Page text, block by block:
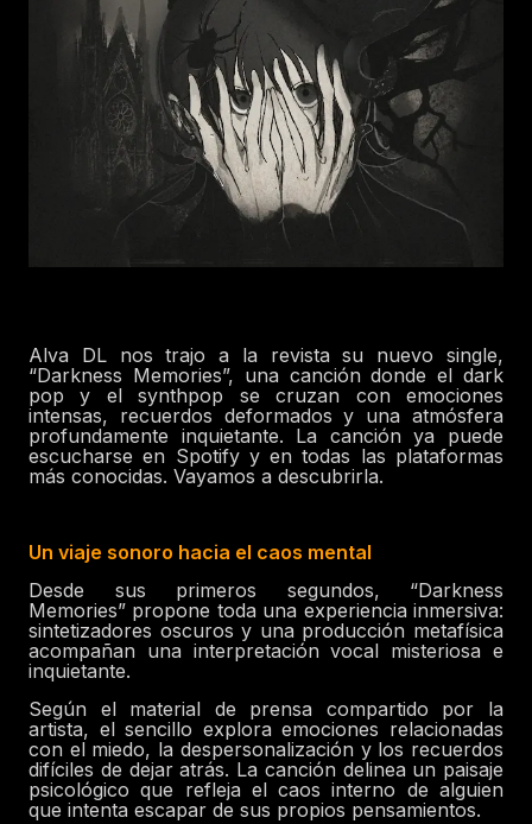
Alva DL nos trajo a la revista su nuevo single,
“Darkness Memories”, una canción donde el dark
pop y el synthpop se cruzan con emociones
intensas, recuerdos deformados y una atmósfera
profundamente inquietante. La canción ya puede
escucharse en Spotify y en todas las plataformas
más conocidas. Vayamos a descubrirla.
Un viaje sonoro hacia el caos mental
Desde sus primeros segundos, “Darkness
Memories” propone toda una experiencia inmersiva:
sintetizadores oscuros y una producción metafísica
acompañan una interpretación vocal misteriosa e
inquietante.
Según el material de prensa compartido por la
artista, el sencillo explora emociones relacionadas
con el miedo, la despersonalización y los recuerdos
difíciles de dejar atrás. La canción delinea un paisaje
psicológico que refleja el caos interno de alguien
que intenta escapar de sus propios pensamientos.